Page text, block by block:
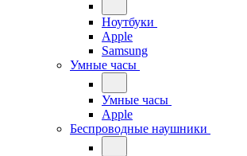
Ноутбуки
Apple
Samsung
Умные часы
Умные часы
Apple
Беспроводные наушники